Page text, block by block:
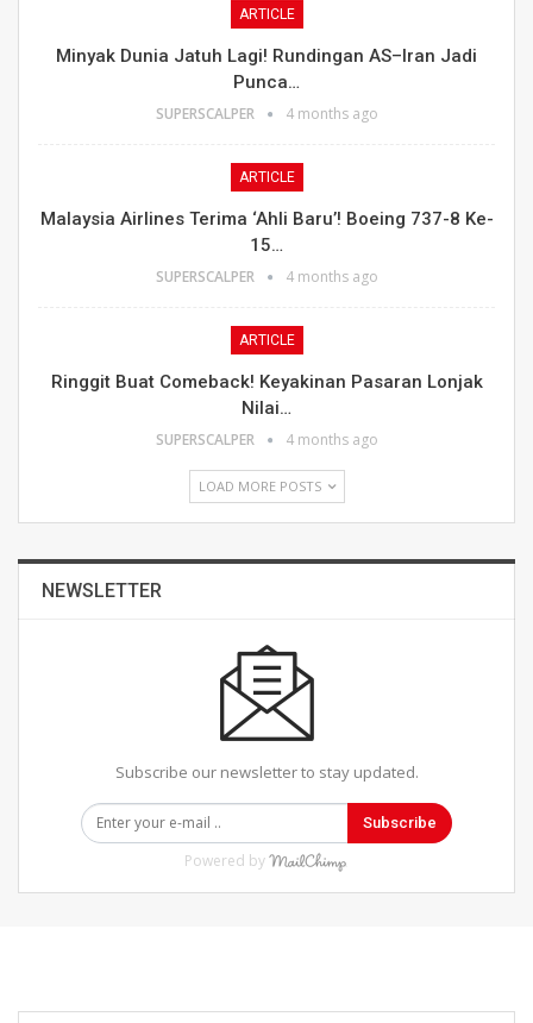
ARTICLE
Minyak Dunia Jatuh Lagi! Rundingan AS–Iran Jadi
Punca…
SUPERSCALPER 4 months ago
ARTICLE
Malaysia Airlines Terima ‘Ahli Baru’! Boeing 737-8 Ke-
15…
SUPERSCALPER 4 months ago
ARTICLE
Ringgit Buat Comeback! Keyakinan Pasaran Lonjak
Nilai…
SUPERSCALPER 4 months ago
LOAD MORE POSTS
NEWSLETTER
Subscribe our newsletter to stay updated.
Subscribe
Powered by